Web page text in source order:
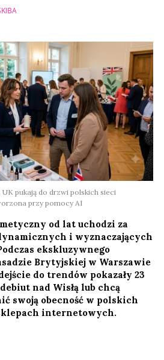
pukają do drzwi polskich sieci
przy pomocy AI
od lat uchodzi za
i wyznaczających
ekskluzywnego
Brytyjskiej w Warszawie
do trendów pokazały 23
nad Wisłą lub chcą
swoją obecność w polskich
internetowych.